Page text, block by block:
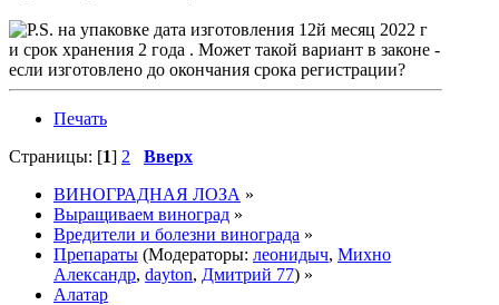
на упаковке дата изготовления 12й месяц 2022 г
и срок хранения 2 года . Может такой вариант в законе -
если изготовлено до окончания срока регистрации?
Печать
Страницы: [1] 2
Вверх
ВИНОГРАДНАЯ ЛОЗА »
Выращиваем виноград »
Вредители и болезни винограда »
Препараты (Модераторы: леонидыч, Михно
Александр, dayton, Дмитрий 77) »
Алатар